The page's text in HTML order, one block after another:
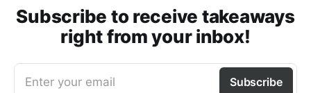
Subscribe to receive takeaways
right from your inbox!
Enter your email Subscribe